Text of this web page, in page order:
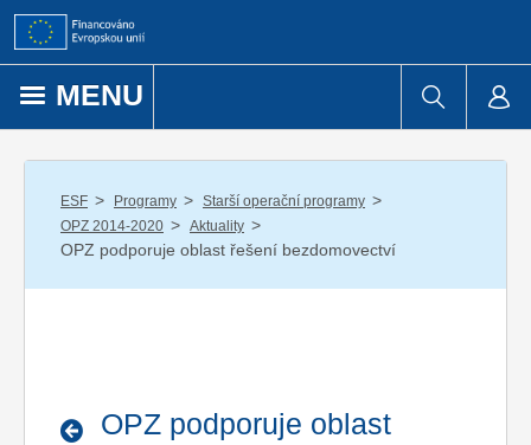
Přejít k obsahu
MENU
ESF / Programy / Starší operační programy /
OPZ 2014-2020 / Aktuality /
OPZ podporuje oblast řešení bezdomovectví
OPZ podporuje oblast